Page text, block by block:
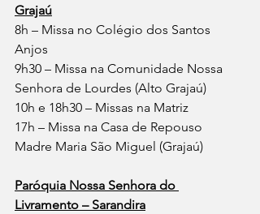
Grajaú
8h – Missa no Colégio dos Santos
Anjos
9h30 – Missa na Comunidade Nossa
Senhora de Lourdes (Alto Grajaú)
10h e 18h30 – Missas na Matriz
17h – Missa na Casa de Repouso
Madre Maria São Miguel (Grajaú)
Paróquia Nossa Senhora do
Livramento – Sarandira